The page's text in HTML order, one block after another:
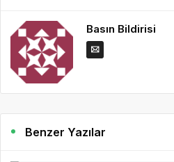
Basın Bildirisi
Benzer Yazılar